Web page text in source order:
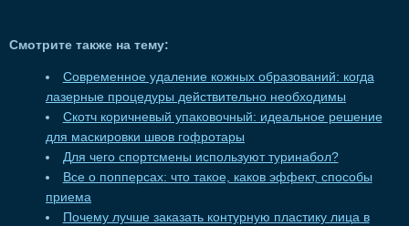
Смотрите также на тему:
Современное удаление кожных образований: когда
лазерные процедуры действительно необходимы
Скотч коричневый упаковочный: идеальное решение
для маскировки швов гофротары
Для чего спортсмены используют туринабол?
Все о попперсах: что такое, каков эффект, способы
приема
Почему лучше заказать контурную пластику лица в